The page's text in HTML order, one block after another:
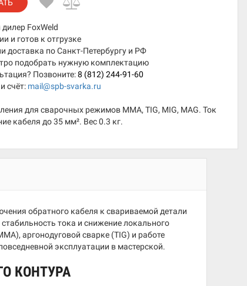
FoxWeld
и готов к отгрузке
доставка по Санкт-Петербургу и РФ
подобрать нужную комплектацию
Позвоните:8 (812) 244-91-60
счёт: mail@spb-svarka.ru
для сварочных режимов MMA, TIG, MIG, MAG. Ток
кабеля до 35 мм². Вес 0.3 кг.
обратного кабеля к свариваемой детали
тока и снижение локального
аргонодуговой сварке (TIG) и работе
эксплуатации в мастерской.
КОНТУРА